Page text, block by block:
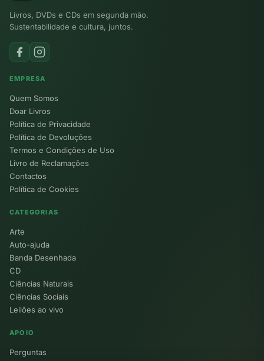
Livros, DVDs e CDs em segunda mão.
Sustentabilidade e cultura, juntos.
EMPRESA
Quem Somos
Doar Livros
Política de Privacidade
Política de Devoluções
Termos e Condições de Uso
Livro de Reclamações
Contactos
Política de Cookies
CATEGORIAS
Arte
Auto-ajuda
Banda Desenhada
CD
Ciências Naturais
Ciências Sociais
Leilões ao vivo
APOIO
Perguntas